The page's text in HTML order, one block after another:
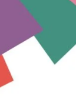
ИСТОРИЈАТ
СТРУКТУРА НА
КОНТАКТ
ЧЛЕНСТВО ВО